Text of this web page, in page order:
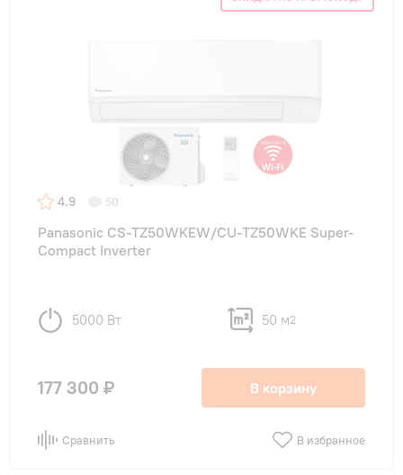
4.9 50
Panasonic CS-TZ50WKEW/CU-TZ50WKE Super-
Compact Inverter
5000 Вт 50 м2
177 300 ₽ В корзину
Сравнить В избранное